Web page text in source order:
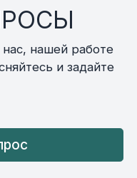
нашей работе
и задайте